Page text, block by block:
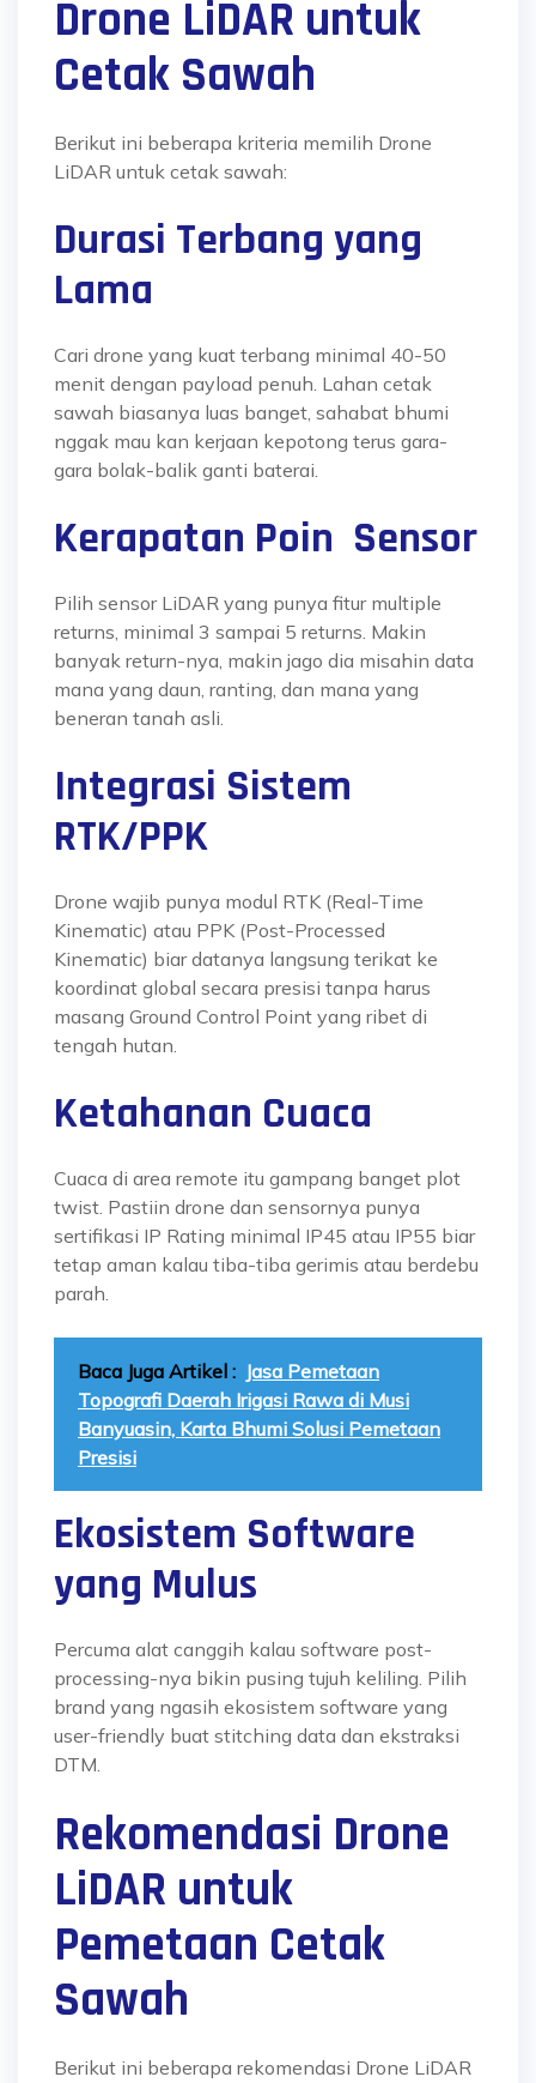
Drone LiDAR untuk
Cetak Sawah
Berikut ini beberapa kriteria memilih Drone
LiDAR untuk cetak sawah:
Durasi Terbang yang
Lama
Cari drone yang kuat terbang minimal 40-50
menit dengan payload penuh. Lahan cetak
sawah biasanya luas banget, sahabat bhumi
nggak mau kan kerjaan kepotong terus gara-
gara bolak-balik ganti baterai.
Kerapatan Poin Sensor
Pilih sensor LiDAR yang punya fitur multiple
returns, minimal 3 sampai 5 returns. Makin
banyak return-nya, makin jago dia misahin data
mana yang daun, ranting, dan mana yang
beneran tanah asli.
Integrasi Sistem
RTK/PPK
Drone wajib punya modul RTK (Real-Time
Kinematic) atau PPK (Post-Processed
Kinematic) biar datanya langsung terikat ke
koordinat global secara presisi tanpa harus
masang Ground Control Point yang ribet di
tengah hutan.
Ketahanan Cuaca
Cuaca di area remote itu gampang banget plot
twist. Pastiin drone dan sensornya punya
sertifikasi IP Rating minimal IP45 atau IP55 biar
tetap aman kalau tiba-tiba gerimis atau berdebu
parah.
Baca Juga Artikel : Jasa Pemetaan
Topografi Daerah Irigasi Rawa di Musi
Banyuasin, Karta Bhumi Solusi Pemetaan
Presisi
Ekosistem Software
yang Mulus
Percuma alat canggih kalau software post-
processing-nya bikin pusing tujuh keliling. Pilih
brand yang ngasih ekosistem software yang
user-friendly buat stitching data dan ekstraksi
DTM.
Rekomendasi Drone
LiDAR untuk
Pemetaan Cetak
Sawah
Berikut ini beberapa rekomendasi Drone LiDAR